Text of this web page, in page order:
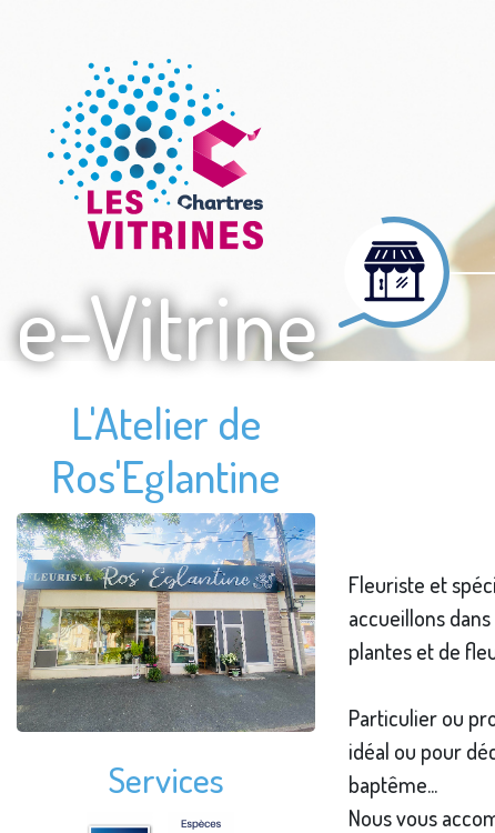
e-Vitrine
L'Atelier de
Ros'Eglantine
Services
Fleuriste et
accueillons
plantes et de
Particulier ou
idéal ou pour
baptême...
Nous vous